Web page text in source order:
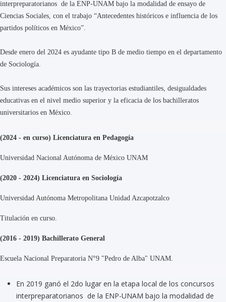
interpreparatorianos de la ENP-UNAM bajo la modalidad de ensayo de
Ciencias Sociales, con el trabajo “Antecedentes históricos e influencia de los
partidos políticos en México”.
Desde enero del 2024 es ayudante tipo B de medio tiempo en el departamento
de Sociología.
Sus intereses académicos son las trayectorias estudiantiles, desigualdades
educativas en el nivel medio superior y la eficacia de los bachilleratos
universitarios en México.
(2024 - en curso) Licenciatura en Pedagogía
Universidad Nacional Autónoma de México UNAM
(2020 - 2024) Licenciatura en Sociología
Universidad Autónoma Metropolitana Unidad Azcapotzalco
Titulación en curso.
(2016 - 2019) Bachillerato General
Escuela Nacional Preparatoria N°9 "Pedro de Alba" UNAM.
En 2019 ganó el 2do lugar en la etapa local de los concursos
interpreparatorianos de la ENP-UNAM bajo la modalidad de